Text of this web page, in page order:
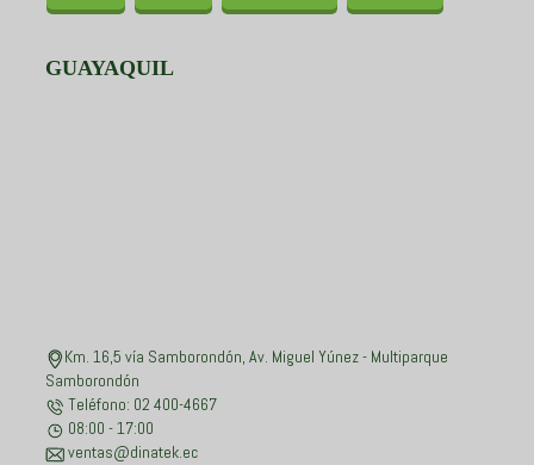
GUAYAQUIL
Km. 16,5 vía Samborondón, Av. Miguel Yúnez - Multiparque
Samborondón
Teléfono: 02 400-4667
08:00 - 17:00
ventas@dinatek.ec